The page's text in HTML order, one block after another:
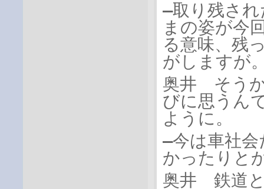
―取り残さ
まの姿が今
る意味、残
がしますが
奥井 そう
びに思うん
ように。
―今は車社
かったりと
奥井 鉄道と